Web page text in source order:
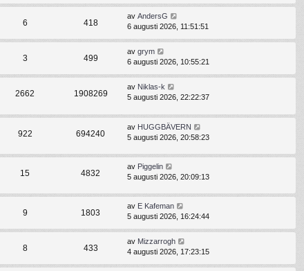
6 418
av AndersG
6 augusti 2026, 11:51:51
3 499
av grym
6 augusti 2026, 10:55:21
2662 1908269
av Niklas-k
5 augusti 2026, 22:22:37
922 694240
av HUGGBÄVERN
5 augusti 2026, 20:58:23
15 4832
av Piggelin
5 augusti 2026, 20:09:13
9 1803
av E Kafeman
5 augusti 2026, 16:24:44
8 433
av Mizzarrogh
4 augusti 2026, 17:23:15